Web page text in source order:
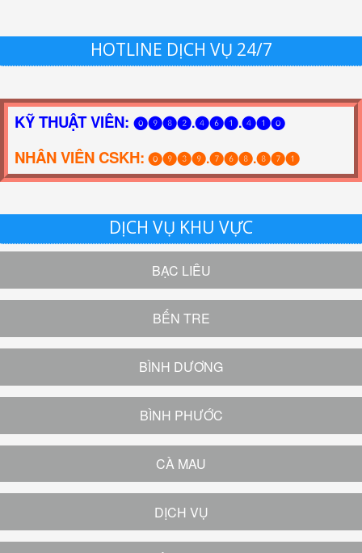
HOTLINE DỊCH VỤ 24/7
KỸ THUẬT VIÊN: ⓿❾❽❷.❹❻❶.❹❶⓿
NHÂN VIÊN CSKH: ⓿❾❸❾.❼❻❽.❽❼❶
DỊCH VỤ KHU VỰC
BẠC LIÊU
BẾN TRE
BÌNH DƯƠNG
BÌNH PHƯỚC
CÀ MAU
DỊCH VỤ